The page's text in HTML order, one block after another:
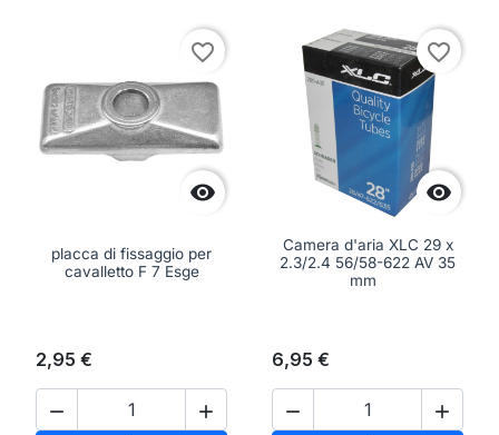

favorite_border
placca di fissaggio per
cavalletto F 7 Esge
2,95 €
 

favorite_border
Camera d'aria XLC 29 x
2.3/2.4 56/58-622 AV 35
mm
6,95 €
 